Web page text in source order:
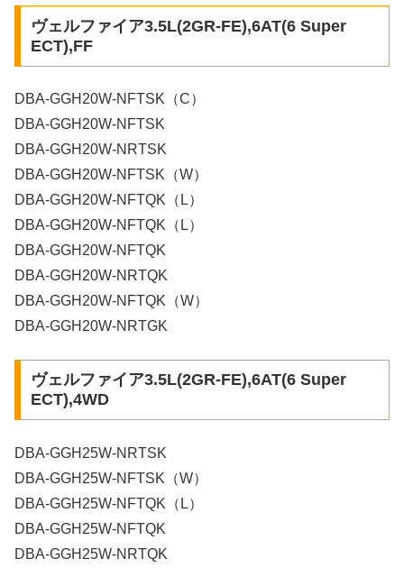
ヴェルファイア3.5L(2GR-FE),6AT(6 Super
ECT),FF
DBA-GGH20W-NFTSK（C）
DBA-GGH20W-NFTSK
DBA-GGH20W-NRTSK
DBA-GGH20W-NFTSK（W）
DBA-GGH20W-NFTQK（L）
DBA-GGH20W-NFTQK（L）
DBA-GGH20W-NFTQK
DBA-GGH20W-NRTQK
DBA-GGH20W-NFTQK（W）
DBA-GGH20W-NRTGK
ヴェルファイア3.5L(2GR-FE),6AT(6 Super
ECT),4WD
DBA-GGH25W-NRTSK
DBA-GGH25W-NFTSK（W）
DBA-GGH25W-NFTQK（L）
DBA-GGH25W-NFTQK
DBA-GGH25W-NRTQK